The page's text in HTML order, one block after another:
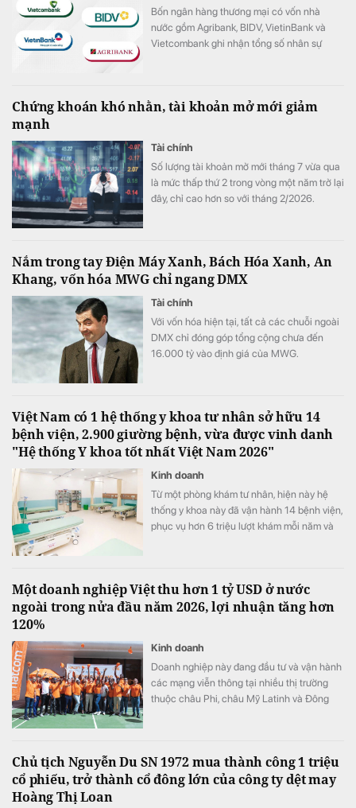
Bốn ngân hàng thương mại có vốn nhà
nước gồm Agribank, BIDV, VietinBank và
Vietcombank ghi nhận tổng số nhân sự
Chứng khoán khó nhằn, tài khoản mở mới giảm
mạnh
Tài chính
Số lượng tài khoản mở mới tháng 7 vừa qua
là mức thấp thứ 2 trong vòng một năm trở lại
đây, chỉ cao hơn so với tháng 2/2026.
Nắm trong tay Điện Máy Xanh, Bách Hóa Xanh, An
Khang, vốn hóa MWG chỉ ngang DMX
Tài chính
Với vốn hóa hiện tại, tất cả các chuỗi ngoài
DMX chỉ đóng góp tổng cộng chưa đến
16.000 tỷ vào định giá của MWG.
Việt Nam có 1 hệ thống y khoa tư nhân sở hữu 14
bệnh viện, 2.900 giường bệnh, vừa được vinh danh
"Hệ thống Y khoa tốt nhất Việt Nam 2026"
Kinh doanh
Từ một phòng khám tư nhân, hiện này hệ
thống y khoa này đã vận hành 14 bệnh viện,
phục vụ hơn 6 triệu lượt khám mỗi năm và
Một doanh nghiệp Việt thu hơn 1 tỷ USD ở nước
ngoài trong nửa đầu năm 2026, lợi nhuận tăng hơn
120%
Kinh doanh
Doanh nghiệp này đang đầu tư và vận hành
các mạng viễn thông tại nhiều thị trường
thuộc châu Phi, châu Mỹ Latinh và Đông
Chủ tịch Nguyễn Du SN 1972 mua thành công 1 triệu
cổ phiếu, trở thành cổ đông lớn của công ty dệt may
Hoàng Thị Loan